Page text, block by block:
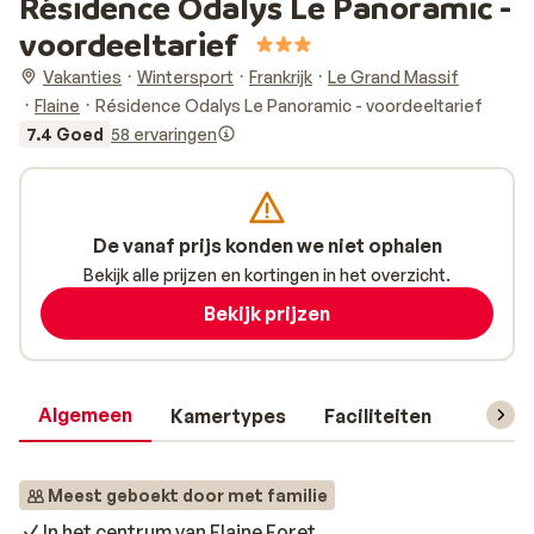
voordeeltarief
Vakanties Wintersport Frankrijk
Le Grand Massif
Flaine
Résidence Odalys Le Panoramic - voordeeltarief
7.4 Goed 58 ervaringen
Algemeen Kamertypes Faciliteiten
Meest geboekt door met familie
De vanaf prijs konden we niet ophalen
Bekijk alle prijzen en kortingen in het overzicht.
Bekijk prijzen